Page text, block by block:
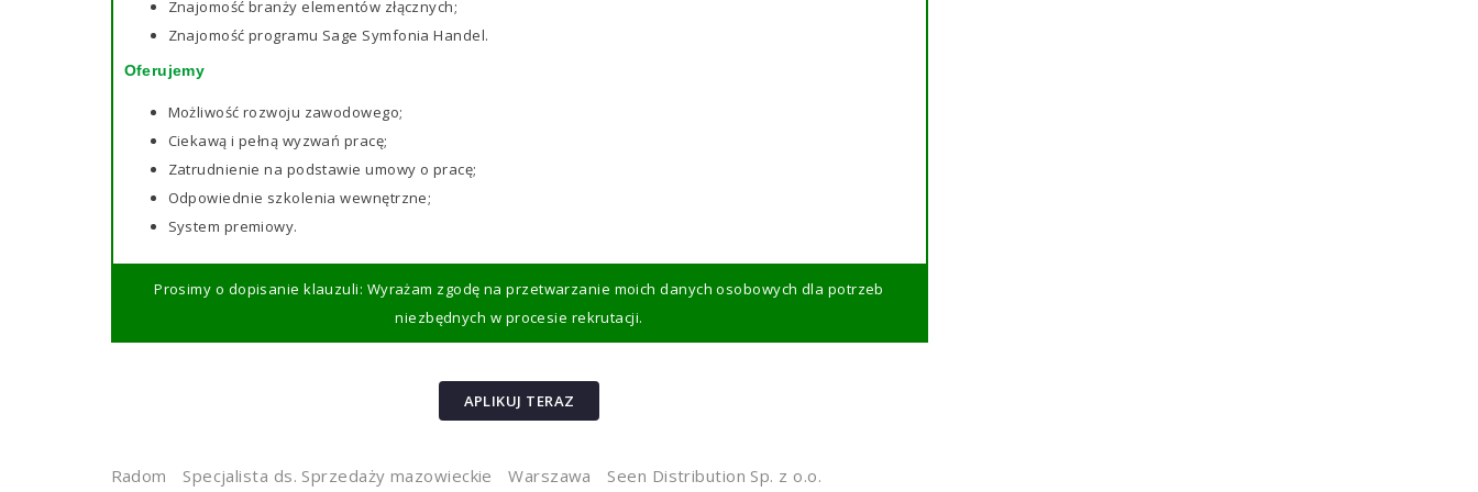
Znajomość branży elementów złącznych;
Znajomość programu Sage Symfonia Handel.
Oferujemy
Możliwość rozwoju zawodowego;
Ciekawą i pełną wyzwań pracę;
Zatrudnienie na podstawie umowy o pracę;
Odpowiednie szkolenia wewnętrzne;
System premiowy.
Prosimy o dopisanie klauzuli: Wyrażam zgodę na przetwarzanie moich danych osobowych dla potrzeb
niezbędnych w procesie rekrutacji.
APLIKUJ TERAZ
Radom Specjalista ds. Sprzedaży mazowieckie Warszawa Seen Distribution Sp. z o.o.